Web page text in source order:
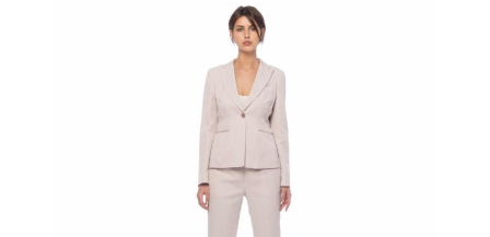
RÉSERVEZ VOTRE SHOOTING MODE